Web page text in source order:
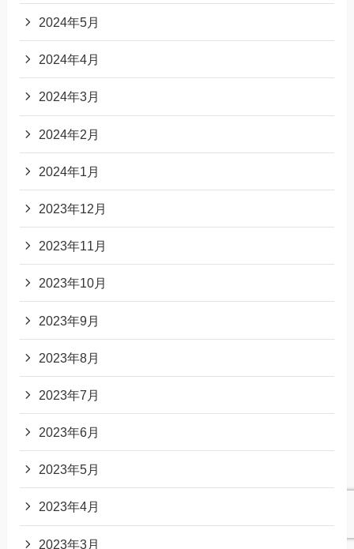
2024年5月
2024年4月
2024年3月
2024年2月
2024年1月
2023年12月
2023年11月
2023年10月
2023年9月
2023年8月
2023年7月
2023年6月
2023年5月
2023年4月
2023年3月